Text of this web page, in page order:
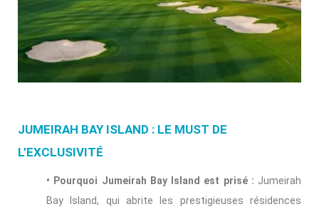
JUMEIRAH BAY ISLAND : LE MUST DE
L’EXCLUSIVITÉ
• Pourquoi Jumeirah Bay Island est prisé : Jumeirah
Bay Island, qui abrite les prestigieuses résidences